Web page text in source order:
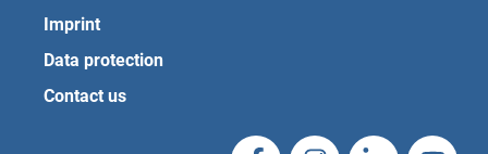
Imprint
Data protection
Contact us